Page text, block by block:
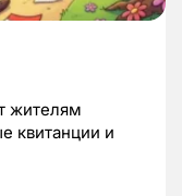
жителям
квитанции и